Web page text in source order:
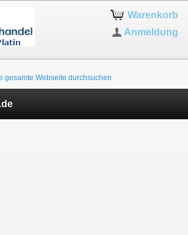
Warenkorb
Anmeldung
gesamte Webseite durchsuchen